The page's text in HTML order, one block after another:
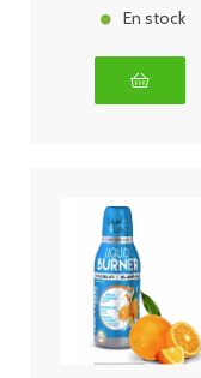
En stock